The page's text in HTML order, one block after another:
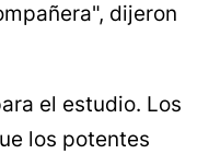
dijeron
el estudio. Los
los potentes